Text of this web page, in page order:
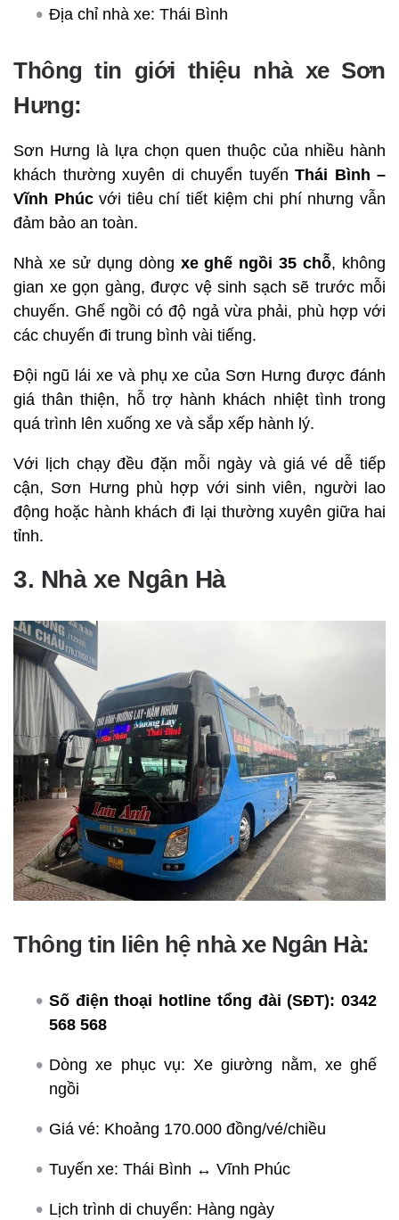
Địa chỉ nhà xe: Thái Bình
Thông tin giới thiệu nhà xe Sơn
Hưng:
Sơn Hưng là lựa chọn quen thuộc của nhiều hành
khách thường xuyên di chuyển tuyến Thái Bình –
Vĩnh Phúcvới tiêu chí tiết kiệm chi phí nhưng vẫn
đảm bảo an toàn.
Nhà xe sử dụng dòng xe ghế ngồi 35 chỗ, không
gian xe gọn gàng, được vệ sinh sạch sẽ trước mỗi
chuyến. Ghế ngồi có độ ngả vừa phải, phù hợp với
các chuyến đi trung bình vài tiếng.
Đội ngũ lái xe và phụ xe của Sơn Hưng được đánh
giá thân thiện, hỗ trợ hành khách nhiệt tình trong
quá trình lên xuống xe và sắp xếp hành lý.
Với lịch chạy đều đặn mỗi ngày và giá vé dễ tiếp
cận, Sơn Hưng phù hợp với sinh viên, người lao
động hoặc hành khách đi lại thường xuyên giữa hai
tỉnh.
3. Nhà xe Ngân Hà
Thông tin liên hệ nhà xe Ngân Hà:
Số điện thoại hotline tổng đài (SĐT): 0342
568 568
Dòng xe phục vụ: Xe giường nằm, xe ghế
ngồi
Giá vé: Khoảng 170.000 đồng/vé/chiều
Tuyến xe: Thái Bình ↔ Vĩnh Phúc
Lịch trình di chuyển: Hàng ngày